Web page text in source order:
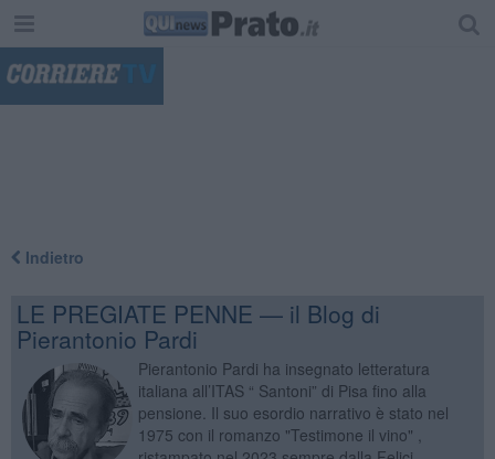
Indietro
LE PREGIATE PENNE — il Blog di
Pierantonio Pardi
Pierantonio Pardi ha insegnato letteratura
italiana all’ITAS “ Santoni” di Pisa fino alla
pensione. Il suo esordio narrativo è stato nel
1975 con il romanzo "Testimone il vino" ,